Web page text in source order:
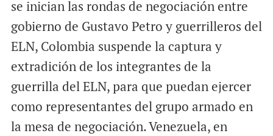
se inician las rondas de negociación entre
gobierno de Gustavo Petro y guerrilleros del
ELN, Colombia suspende la captura y
extradición de los integrantes de la
guerrilla del ELN, para que puedan ejercer
como representantes del grupo armado en
la mesa de negociación. Venezuela, en